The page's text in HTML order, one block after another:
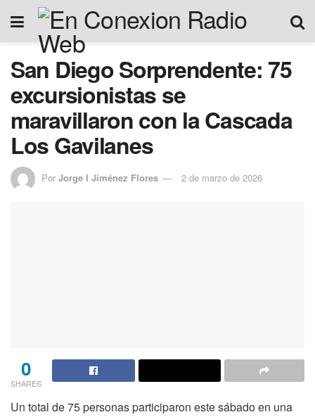
San Diego Sorprendente: 75
excursionistas se
maravillaron con la Cascada
Los Gavilanes
Por Jorge I Jiménez Flores 2 de marzo de 2026
0
SHARES
Un total de 75 personas participaron este sábado en una